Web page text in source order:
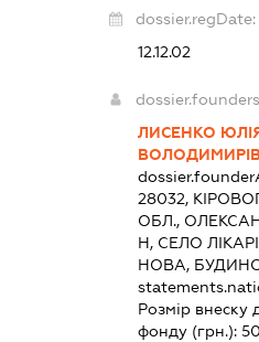
dossier.regDate:
12.12.02
ЛИСЕНКО
28032,
ОБЛ.,
Н, СЕЛО
НОВА,
Розмір внеску
фонду (грн.):50